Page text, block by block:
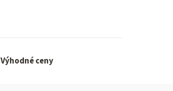
Výhodné ceny